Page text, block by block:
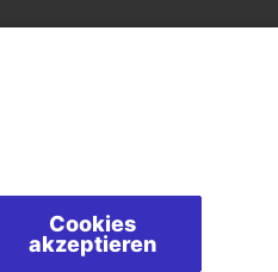
Cookies
akzeptieren